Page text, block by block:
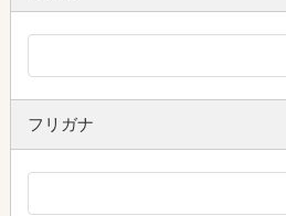
フリガナ